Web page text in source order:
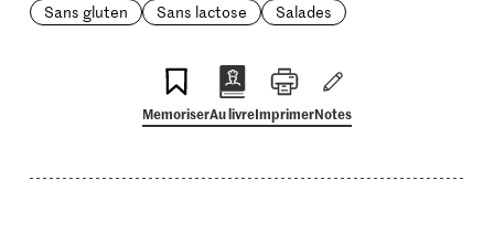
Sans gluten
Sans lactose Salades
MemoriserAu livreImprimerNotes